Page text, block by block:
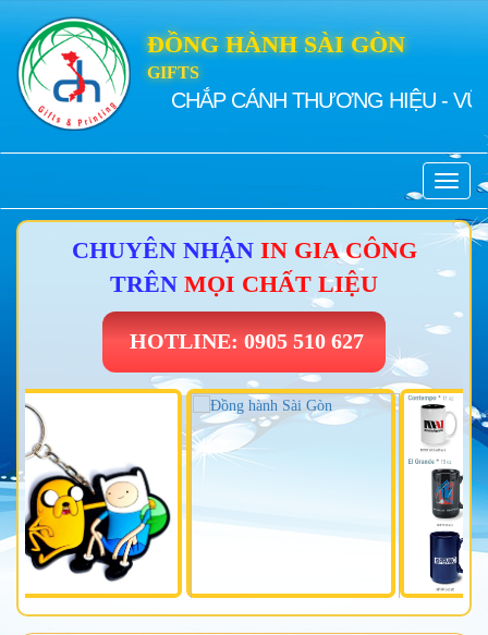
ĐỒNG HÀNH SÀI GÒN
GIFTS
CHẮP CÁNH THƯƠNG HIỆU - VỮNG
Toggle
CHUYÊN NHẬN IN GIA CÔNG
TRÊN MỌI CHẤT LIỆU
HOTLINE: 0905 510 627